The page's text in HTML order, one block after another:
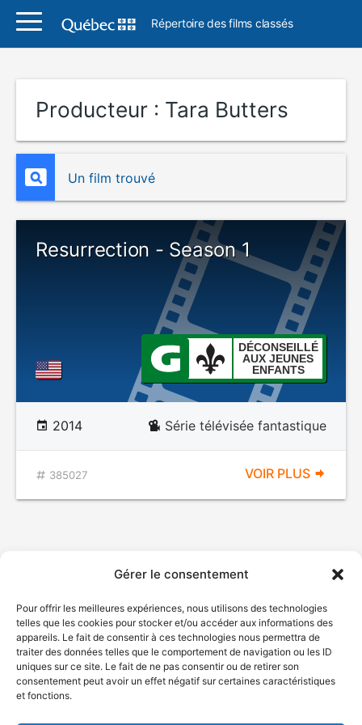
Gérer le consentement
Pour offrir les meilleures expériences, nous utilisons des technologies
telles que les cookies pour stocker et/ou accéder aux informations des
appareils. Le fait de consentir à ces technologies nous permettra de
traiter des données telles que le comportement de navigation ou les ID
uniques sur ce site. Le fait de ne pas consentir ou de retirer son
consentement peut avoir un effet négatif sur certaines caractéristiques
et fonctions.
Répertoire des films classés
Producteur : Tara Butters
Un film trouvé
Resurrection - Season 1
DÉCONSEILLÉ
AUX JEUNES
ENFANTS
2014 Série télévisée fantastique
385027 VOIR PLUS